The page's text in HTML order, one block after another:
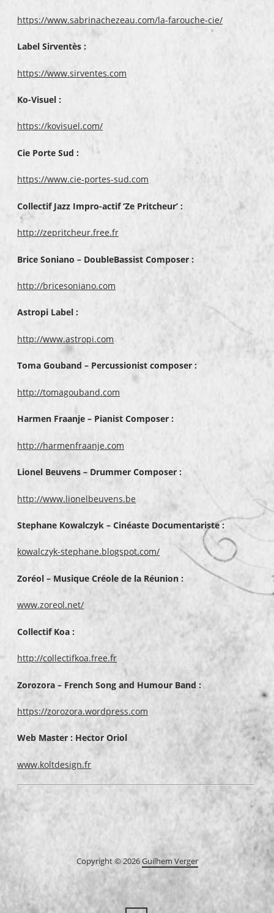
https://www.sabrinachezeau.com/la-farouche-cie/
Label Sirventès :
https://www.sirventes.com
Ko-Visuel :
https://kovisuel.com/
Cie Porte Sud :
https://www.cie-portes-sud.com
Collectif Jazz Impro-actif ‘Ze Pritcheur’ :
http://zepritcheur.free.fr
Brice Soniano – DoubleBassist Composer :
http://bricesoniano.com
Astropi Label :
http://www.astropi.com
Toma Gouband – Percussionist composer :
http://tomagouband.com
Harmen Fraanje – Pianist Composer :
http://harmenfraanje.com
Lionel Beuvens – Drummer Composer :
http://www.lionelbeuvens.be
Stephane Kowalczyk – Cinéaste Documentariste :
kowalczyk-stephane.blogspot.com/
Zoréol – Musique Créole de la Réunion :
www.zoreol.net/
Collectif Koa :
http://collectifkoa.free.fr
Zorozora – French Song and Humour Band :
https://zorozora.wordpress.com
Web Master : Hector Oriol
www.koltdesign.fr
Copyright © 2026Guilhem Verger